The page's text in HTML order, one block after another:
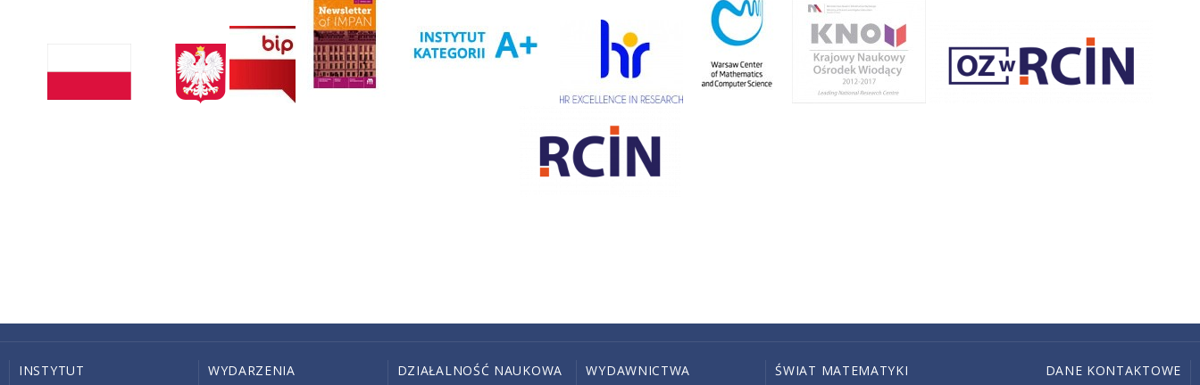
INSTYTUT WYDARZENIA DZIAŁALNOŚĆ NAUKOWA WYDAWNICTWA ŚWIAT MATEMATYKI DANE KONTAKTOWE